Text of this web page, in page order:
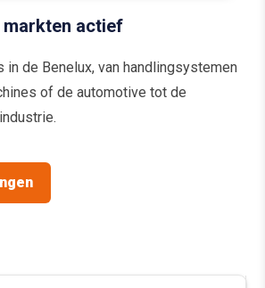
markten actief
in de Benelux, van handlingsystemen
of de automotive tot de